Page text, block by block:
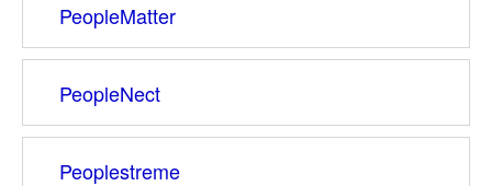
PeopleMatter
PeopleNect
Peoplestreme